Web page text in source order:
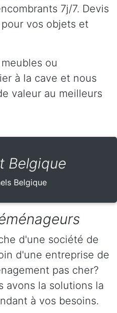
7j/7. Devis
vos objets et
ou
à la cave et nous
valeur au meilleurs
Belgique
Belgique
d'une société de
d'une entreprise de
pas cher?
avons la solutions la
à vos besoins.